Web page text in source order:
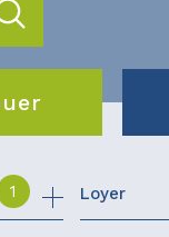
pro
1 Loyer